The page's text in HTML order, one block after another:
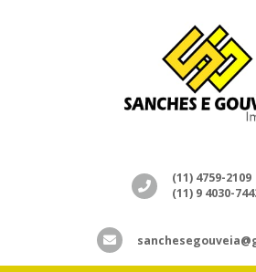
(11) 4759-2109
(11) 9 4030-